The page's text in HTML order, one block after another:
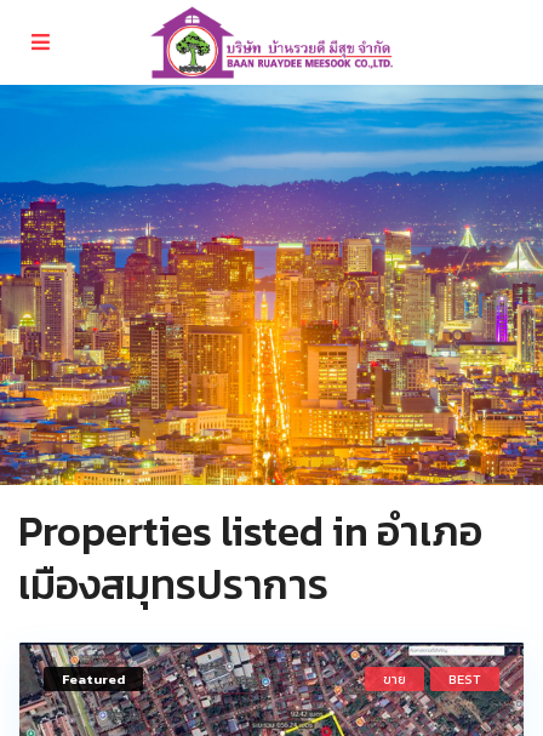
Properties listed in อำเภอ
เมืองสมุทรปราการ
Featured ขาย BEST